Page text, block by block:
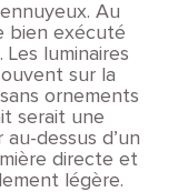
Au
bien exécuté
luminaires
sur la
ornements
serait une
dessus d’un
directe et
légère.